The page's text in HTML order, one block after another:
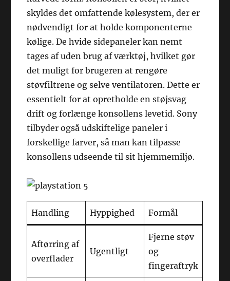
skyldes det omfattende kølesystem, der er
nødvendigt for at holde komponenterne
kølige. De hvide sidepaneler kan nemt
tages af uden brug af værktøj, hvilket gør
det muligt for brugeren at rengøre
støvfiltrene og selve ventilatoren. Dette er
essentielt for at opretholde en støjsvag
drift og forlænge konsollens levetid. Sony
tilbyder også udskiftelige paneler i
forskellige farver, så man kan tilpasse
konsollens udseende til sit hjemmemiljø.
Handling Hyppighed Formål
Aftørring af
overflader
Ugentligt
Fjerne støv
og
fingeraftryk